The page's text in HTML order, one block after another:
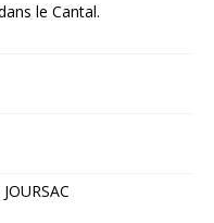
le Cantal.